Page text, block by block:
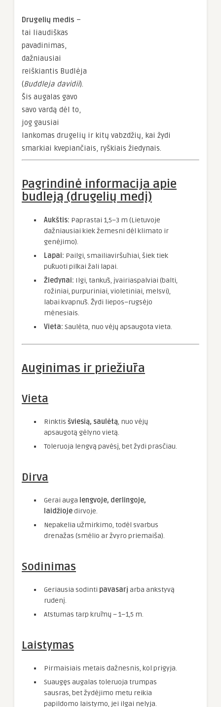
Drugelių medis –
tai liaudiškas
pavadinimas,
dažniausiai
reiškiantis Budlėja
(Buddleja davidii).
Šis augalas gavo
savo vardą dėl to,
jog gausiai
lankomas drugelių ir kitų vabzdžių, kai žydi
smarkiai kvepiančiais, ryškiais žiedynais.
Pagrindinė informacija apie
budleją (drugelių medį)
Aukštis: Paprastai 1,5–3 m (Lietuvoje
dažniausiai kiek žemesni dėl klimato ir
genėjimo).
Lapai: Pailgi, smailiaviršūniai, šiek tiek
pūkuoti pilkai žali lapai.
Žiedynai: Ilgi, tankūs, įvairiaspalviai (balti,
rožiniai, purpuriniai, violetiniai, melsvi),
labai kvapnūs. Žydi liepos–rugsėjo
mėnesiais.
Vieta: Saulėta, nuo vėjų apsaugota vieta.
Auginimas ir priežiūra
Vieta
Rinktis šviesią, saulėtą, nuo vėjų
apsaugotą gėlyno vietą.
Toleruoja lengvą pavėsį, bet žydi prasčiau.
Dirva
Gerai auga lengvoje, derlingoje,
laidžiojedirvoje.
Nepakelia užmirkimo, todėl svarbus
drenažas (smėlio ar žvyro priemaiša).
Sodinimas
Geriausia sodinti pavasarį arba ankstyvą
rudenį.
Atstumas tarp krūmų – 1–1,5 m.
Laistymas
Pirmaisiais metais dažnesnis, kol prigyja.
Suaugęs augalas toleruoja trumpas
sausras, bet žydėjimo metu reikia
papildomo laistymo, jei ilgai nelyja.